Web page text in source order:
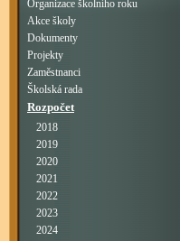
Organizace školního roku
Akce školy
Dokumenty
Projekty
Zaměstnanci
Školská rada
Rozpočet
2018
2019
2020
2021
2022
2023
2024